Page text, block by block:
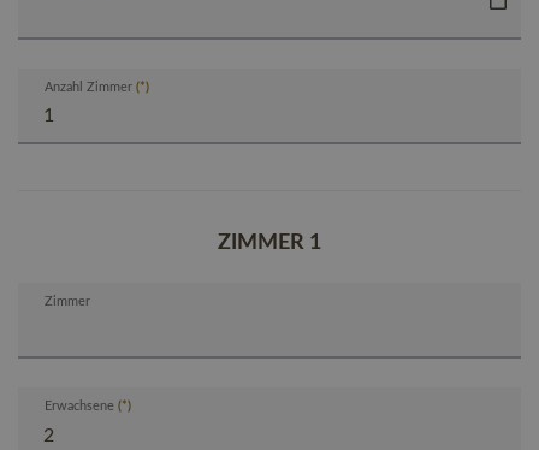
Anzahl Zimmer
ZIMMER 1
Zimmer
Erwachsene